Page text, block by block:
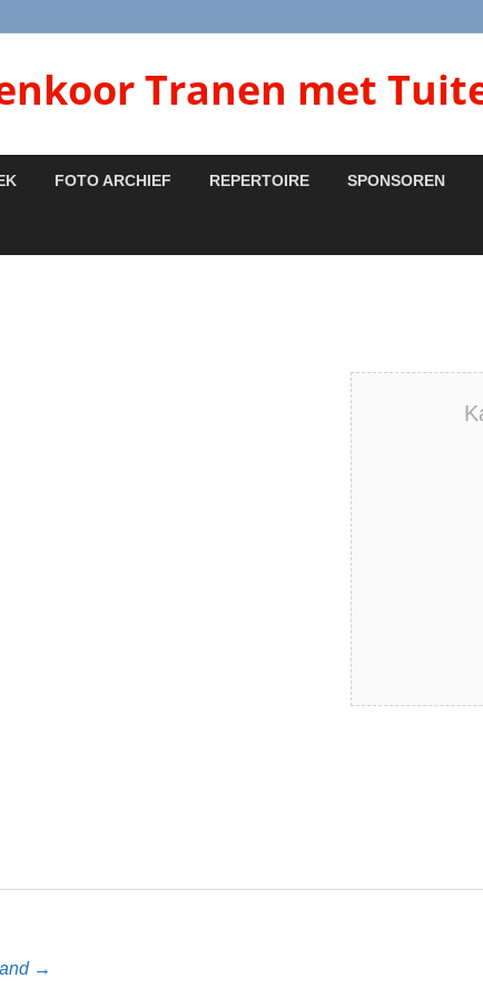
Tranen met
FOTO ARCHIEF REPERTOIRE SPONSOREN
→